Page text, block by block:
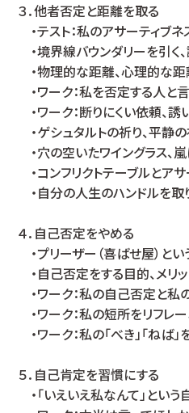
３．他者否定と距離を取る
・テスト：私のアサーティブネ
・境界線バウンダリーを引く
・物理的な距離、心理的な
・ワーク：私を否定する人と
・ワーク：断りにくい依頼、
・ゲシュタルトの祈り、平静
・穴の空いたワイングラス、
・コンフリクトテーブルとア
・自分の人生のハンドルを取
４．自己否定をやめる
・プリーザー（喜ばせ屋）と
・自己否定をする目的、メリ
・ワーク：私の自己否定と私
・ワーク：私の短所をリフレ
・ワーク：私の「べき」「ねば
５．自己肯定を習慣にする
・「いえいえ私なんて」とい